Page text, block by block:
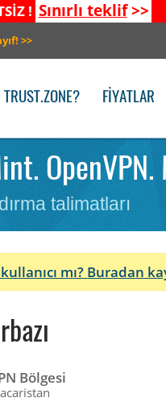
! Sınırlı teklif>>
>>
TRUST.ZONE? FIYATLAR
OpenVPN.
talimatları
mı? Buradan
Bölgesi